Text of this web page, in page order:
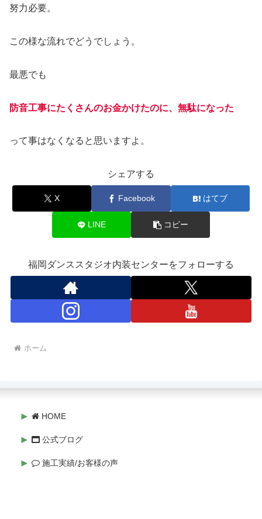
努力必要。
この様な流れでどうでしょう。
最悪でも
防音工事にたくさんのお金かけたのに、無駄になった
って事はなくなると思いますよ。
シェアする
X Facebook はてブ
LINE コピー
福岡ダンススタジオ内装センターをフォローする
ホーム
HOME
公式ブログ
施工実績/お客様の声